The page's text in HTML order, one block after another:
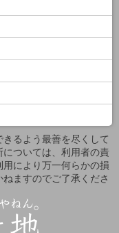
るよう最善を尽くして
ついては、利用者の責
により万一何らかの損
ますのでご了承くださ